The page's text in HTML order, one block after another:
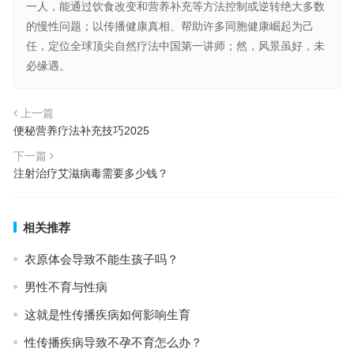
一人，能通过饮食改变和营养补充等方法控制或逆转绝大多数
的慢性问题；以传播健康真相、帮助许多同胞健康崛起为己
任，定位全球顶尖自然疗法中国第一讲师；然，风景虽好，未
必缘遇。
上一篇
便秘营养疗法补充技巧2025
下一篇
注射治疗艾滋病毒需要多少钱？
相关推荐
衣原体会导致不能生孩子吗？
男性不育与性病
这就是性传播疾病如何影响生育
性传播疾病导致不孕不育怎么办？